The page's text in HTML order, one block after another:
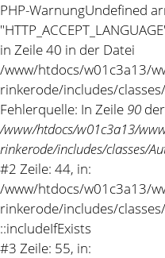
PHP-WarnungUndefined
in Zeile 40 in der Datei
/www/htdocs/w01c3a13/
rinkerode/includes/
Fehlerquelle: In Zeile 90
/www/htdocs/w01c3a13/
rinkerode/includes/classes/
#2 Zeile: 44, in:
/www/htdocs/w01c3a13/
rinkerode/includes/
::includeIfExists
#3 Zeile: 55, in: